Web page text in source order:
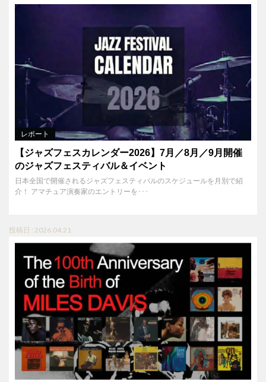
レポート
【ジャズフェスカレンダー2026】7月／8月／9月開催
のジャズフェスティバル＆イベント
日本全国で開催されるジャズフェスティバルのスケジュールを月別で紹
介！ アマチュア演奏家のエントリーを･･･
投稿日 : 2026.04.21